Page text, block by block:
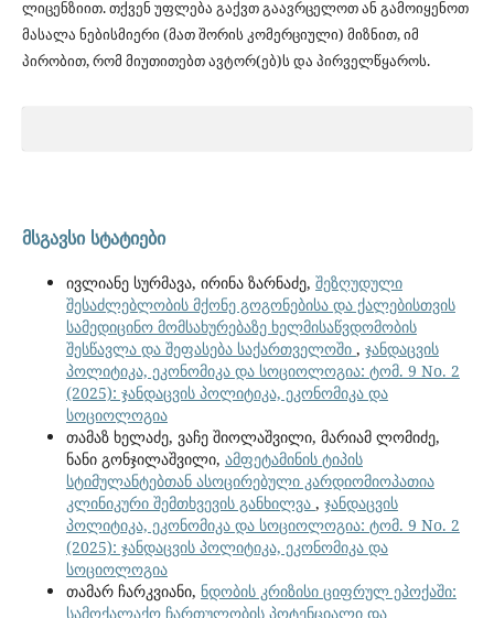
ლიცენზიით. თქვენ უფლება გაქვთ გაავრცელოთ ან გამოიყენოთ
მასალა ნებისმიერი (მათ შორის კომერციული) მიზნით, იმ
პირობით, რომ მიუთითებთ ავტორ(ებ)ს და პირველწყაროს.
მსგავსი სტატიები
ივლიანე სურმავა, ირინა ზარნაძე, შეზღუდული
შესაძლებლობის მქონე გოგონებისა და ქალებისთვის
სამედიცინო მომსახურებაზე ხელმისაწვდომობის
შესწავლა და შეფასება საქართველოში , ჯანდაცვის
პოლიტიკა, ეკონომიკა და სოციოლოგია: ტომ. 9 No. 2
(2025): ჯანდაცვის პოლიტიკა, ეკონომიკა და
სოციოლოგია
თამაზ ხელაძე, ვაჩე შიოლაშვილი, მარიამ ლომიძე,
ნანი გონჯილაშვილი, ამფეტამინის ტიპის
სტიმულანტებთან ასოცირებული კარდიომიოპათია
კლინიკური შემთხვევის განხილვა , ჯანდაცვის
პოლიტიკა, ეკონომიკა და სოციოლოგია: ტომ. 9 No. 2
(2025): ჯანდაცვის პოლიტიკა, ეკონომიკა და
სოციოლოგია
თამარ ჩარკვიანი, ნდობის კრიზისი ციფრულ ეპოქაში:
სამოქალაქო ჩართულობის პოტენციალი და